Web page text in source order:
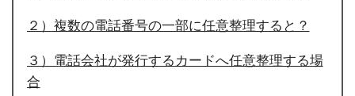
２）複数の電話番号の一部に任意整理すると？
３）電話会社が発行するカードへ任意整理する場
合